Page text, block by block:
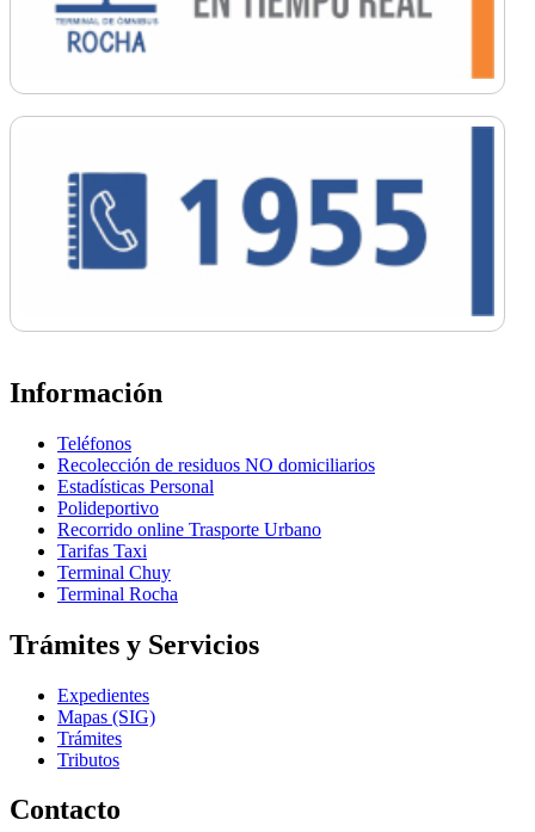
Información
Teléfonos
Recolección de residuos NO domiciliarios
Estadísticas Personal
Polideportivo
Recorrido online Trasporte Urbano
Tarifas Taxi
Terminal Chuy
Terminal Rocha
Trámites y Servicios
Expedientes
Mapas (SIG)
Trámites
Tributos
Contacto